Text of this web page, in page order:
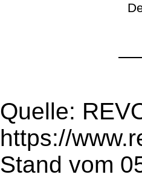
Quelle:
https://
Stand vom